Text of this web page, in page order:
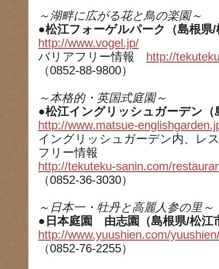
～湖畔に広がる花と鳥の楽園～
●松江フォーゲルパーク（島根県/
http://www.vogel.jp/
バリアフリー情報 http://
（0852-88-9800）
～本格的・英国式庭園～
●松江イングリッシュガーデン（
http://www.matsue-
イングリッシュガーデン内、レ
フリー情報
http://tekuteku-sanin.com/
（0852-36-3030）
～日本一・牡丹と高麗人参の里～
●日本庭園 由志園（島根県/松江
http://www.yuushien.com/
（0852-76-2255）